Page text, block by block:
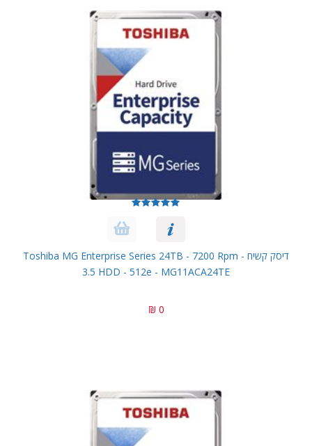
דיסק קשיח Toshiba MG Enterprise Series 24TB - 7200 Rpm -
3.5 HDD - 512e - MG11ACA24TE
0 ₪